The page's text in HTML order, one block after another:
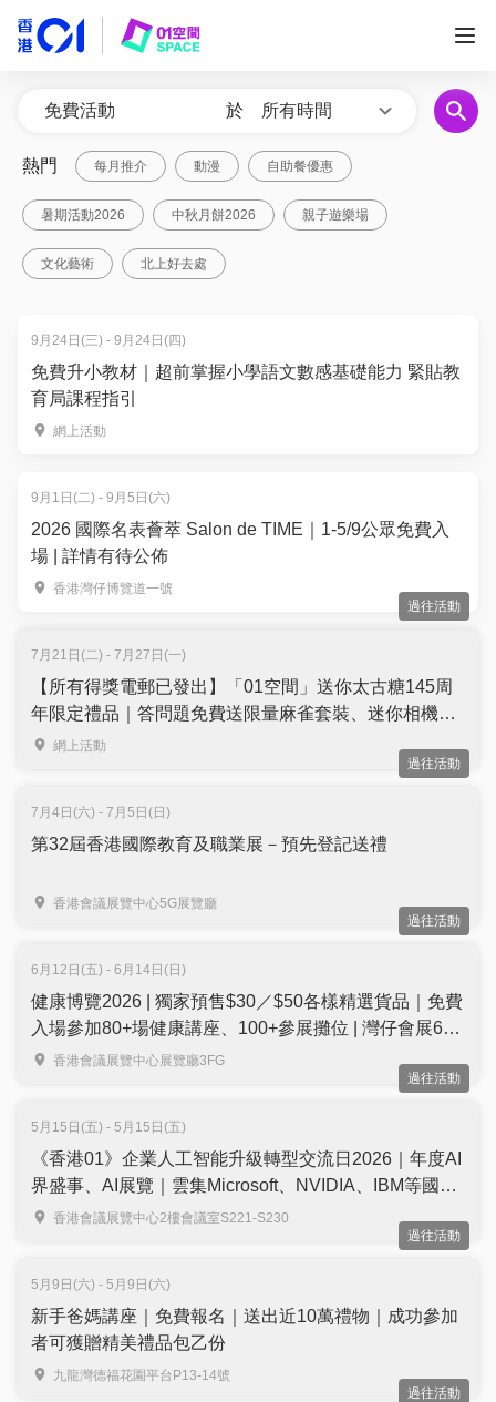
於 所有時間
熱門 每月推介 動漫 自助餐優惠
暑期活動2026 中秋月餅2026 親子遊樂場
文化藝術 北上好去處
9月24日(三) - 9月24日(四)
免費升小教材｜超前掌握小學語文數感基礎能力 緊貼教
育局課程指引
網上活動
9月1日(二) - 9月5日(六)
2026 國際名表薈萃 Salon de TIME｜1-5/9公眾免費入
場 | 詳情有待公佈
香港灣仔博覽道一號
過往活動
7月21日(二) - 7月27日(一)
【所有得獎電郵已發出】「01空間」送你太古糖145周
年限定禮品｜答問題免費送限量麻雀套裝、迷你相機及
迷你環保袋｜名額10個
網上活動
過往活動
7月4日(六) - 7月5日(日)
第32屆香港國際教育及職業展－預先登記送禮
香港會議展覽中心5G展覽廳
過往活動
6月12日(五) - 6月14日(日)
健康博覽2026 | 獨家預售$30／$50各樣精選貨品｜免費
入場參加80+場健康講座、100+參展攤位 | 灣仔會展6月
舉行香港會議展覽中心展覽廳3FG
過往活動
5月15日(五) - 5月15日(五)
《香港01》企業人工智能升級轉型交流日2026｜年度AI
界盛事、AI展覽｜雲集Microsoft、NVIDIA、IBM等國際
品牌代表同場分享｜免費學ChatGPT、DeepSeek V4等
香港會議展覽中心2樓會議室S221-S230
過往活動
5月9日(六) - 5月9日(六)
新手爸媽講座｜免費報名｜送出近10萬禮物｜成功參加
者可獲贈精美禮品包乙份
九龍灣德福花園平台P13-14號
過往活動